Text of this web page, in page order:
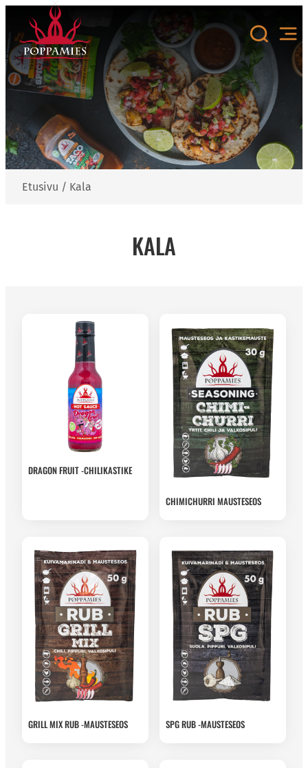
sisältöön
Etusivu / Kala
KALA
DRAGON FRUIT -CHILIKASTIKE
CHIMICHURRI MAUSTESEOS
GRILL MIX RUB -MAUSTESEOS SPG RUB -MAUSTESEOS